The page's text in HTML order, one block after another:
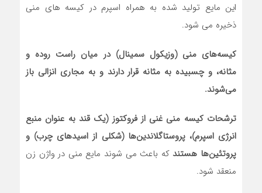
این مایع تولید شده به همراه اسپرم در کیسه‌ های منی
ذخیره می‌ شود.
کیسه‌های منی (وزیکول سمینال) در میان راست روده و
مثانه، و چسبیده به مثانه قرار دارند و به مجاری انزالی باز
می‌شوند.
ترشحات کیسه منی غنی از فروکتوز (یک قند به عنوان منبع
انرژی اسپرم)،‌ پروستاگلاندین‌ها (شکلی از اسیدهای چرب) و
پروتئین‌ها هستندکه باعث می ‌شوند مایع منی در واژن زن
منعقد شود.